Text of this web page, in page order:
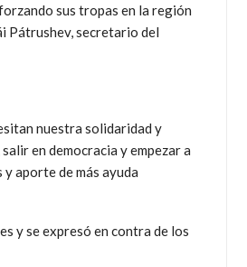
sus tropas en la región
Pátrushev, secretario del
nuestra solidaridad y
en democracia y empezar a
y aporte de más ayuda
y se expresó en contra de los